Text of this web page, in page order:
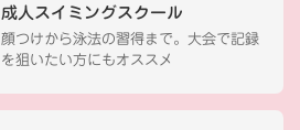
成人スイミングスクール
顔つけから泳法の習得まで。大会で記録
を狙いたい方にもオススメ